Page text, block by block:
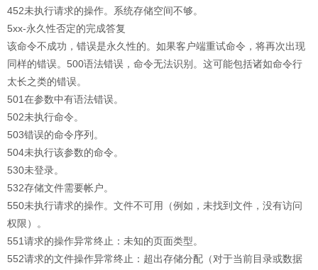
452未执行请求的操作。系统存储空间不够。
5xx-永久性否定的完成答复
该命令不成功，错误是永久性的。如果客户端重试命令，将再次出现
同样的错误。500语法错误，命令无法识别。这可能包括诸如命令行
太长之类的错误。
501在参数中有语法错误。
502未执行命令。
503错误的命令序列。
504未执行该参数的命令。
530未登录。
532存储文件需要帐户。
550未执行请求的操作。文件不可用（例如，未找到文件，没有访问
权限）。
551请求的操作异常终止：未知的页面类型。
552请求的文件操作异常终止：超出存储分配（对于当前目录或数据